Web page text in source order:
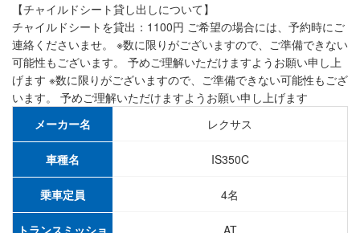
【チャイルドシート貸し出しについて】
チャイルドシートを貸出：1100円 ご希望の場合には、予約時にご
連絡くださいませ。 ※数に限りがございますので、ご準備できない
可能性もございます。 予めご理解いただけますようお願い申し上
げます ※数に限りがございますので、ご準備できない可能性もござ
います。 予めご理解いただけますようお願い申し上げます
メーカー名
レクサス
車種名 IS350C
乗車定員 4名